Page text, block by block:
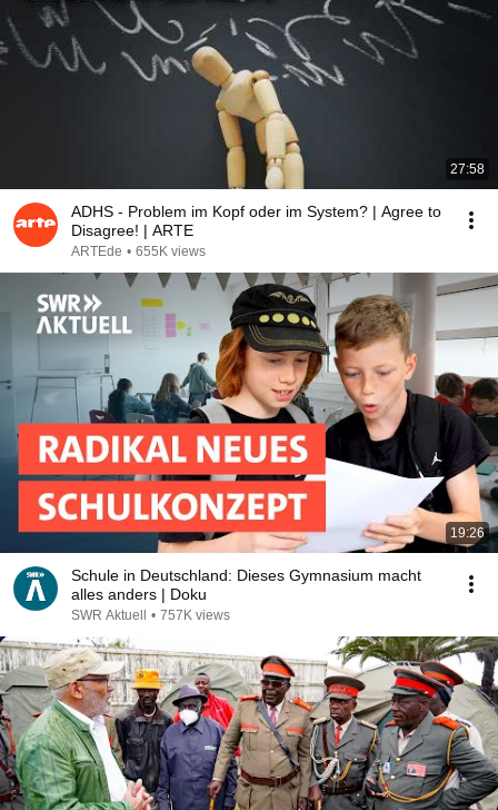
27:58
ADHS - Problem im Kopf oder im System? | Agree to
Disagree! | ARTE
ARTEde • 655K views
19:26
Schule in Deutschland: Dieses Gymnasium macht
alles anders | Doku
SWR Aktuell • 757K views